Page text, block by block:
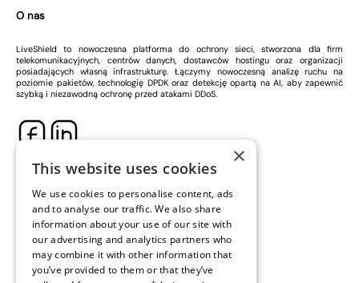
O nas
LiveShield to nowoczesna platforma do ochrony sieci, stworzona dla firm
telekomunikacyjnych, centrów danych, dostawców hostingu oraz organizacji
posiadających własną infrastrukturę. Łączymy nowoczesną analizę ruchu na
poziomie pakietów, technologię DPDK oraz detekcję opartą na AI, aby zapewnić
szybką i niezawodną ochronę przed atakami DDoS.
Dokumentacja
Wersja demonstracyjna
Warunki licencyjne
Klauzula RODO
Nasze usługi
Wykrywanie i mitygacja ataków DDoS
BGP Blackholing i FlowSpec
Monitorowanie i raportowanie ruchu
Wsparcie techniczne
Skontaktuj się z nami
×
This website uses cookies
We use cookies to personalise content, ads
and to analyse our traffic. We also share
information about your use of our site with
our advertising and analytics partners who
may combine it with other information that
you’ve provided to them or that they’ve